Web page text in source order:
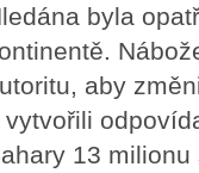
byla
aby
vytvořili
13